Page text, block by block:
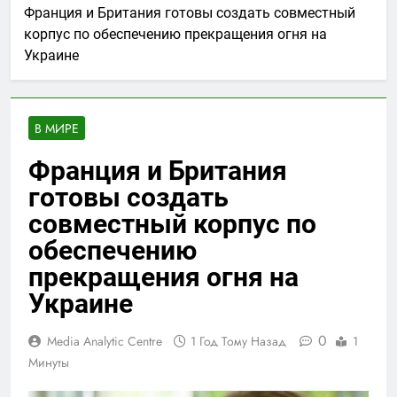
Франция и Британия готовы создать совместный
корпус по обеспечению прекращения огня на
Украине
В МИРЕ
Франция и Британия
готовы создать
совместный корпус по
обеспечению
прекращения огня на
Украине
Media Analytic Centre 1 Год Тому Назад 0
1
Минуты